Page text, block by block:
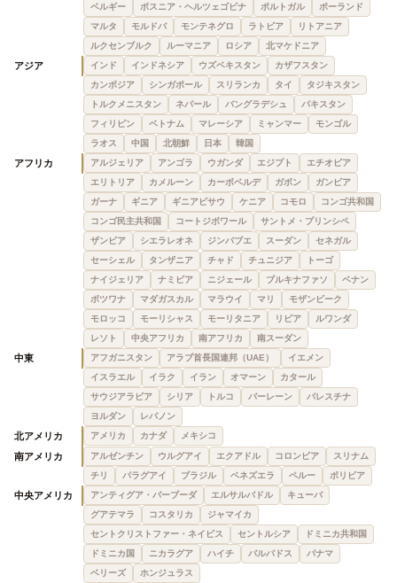
ベルギー
ボスニア・ヘルツェゴビナ ポルトガル
ポーランド
マルタ
モルドバ モンテネグロ ラトビア
リトアニア
ルクセンブルク
ルーマニア ロシア 北マケドニア
アジア インド インドネシア ウズベキスタン
カザフスタン
カンボジア
シンガポール スリランカ タイ
タジキスタン
トルクメニスタン
ネパール バングラデシュ
パキスタン
フィリピン
ベトナム マレーシア ミャンマー
モンゴル
ラオス
中国 北朝鮮 日本 韓国
アフリカ アルジェリア アンゴラ ウガンダ エジプト
エチオピア
エリトリア
カメルーン カーボベルデ ガボン
ガンビア
ガーナ
ギニア ギニアビサウ ケニア コモロ
コンゴ共和国
コンゴ民主共和国
コートジボワール
サントメ・プリンシペ
ザンビア
シエラレオネ ジンバブエ スーダン
セネガル
セーシェル
タンザニア チャド チュニジア
トーゴ
ナイジェリア
ナミビア ニジェール ブルキナファソ
ベナン
ボツワナ
マダガスカル マラウイ マリ
モザンビーク
モロッコ
モーリシャス モーリタニア リビア
ルワンダ
レソト
中央アフリカ 南アフリカ 南スーダン
中東 アフガニスタン アラブ首長国連邦（UAE）
イエメン
イスラエル
イラク イラン オマーン
カタール
サウジアラビア
シリア トルコ バーレーン
パレスチナ
ヨルダン
レバノン
北アメリカ アメリカ カナダ メキシコ
南アメリカ アルゼンチン ウルグアイ エクアドル コロンビア
スリナム
チリ
パラグアイ ブラジル ベネズエラ ペルー ボリビア
中央アメリカ アンティグア・バーブーダ エルサルバドル
キューバ
グアテマラ
コスタリカ
ジャマイカ
セントクリストファー・ネイビス
セントルシア
ドミニカ共和国
ドミニカ国
ニカラグア ハイチ バルバドス
パナマ
ベリーズ
ホンジュラス